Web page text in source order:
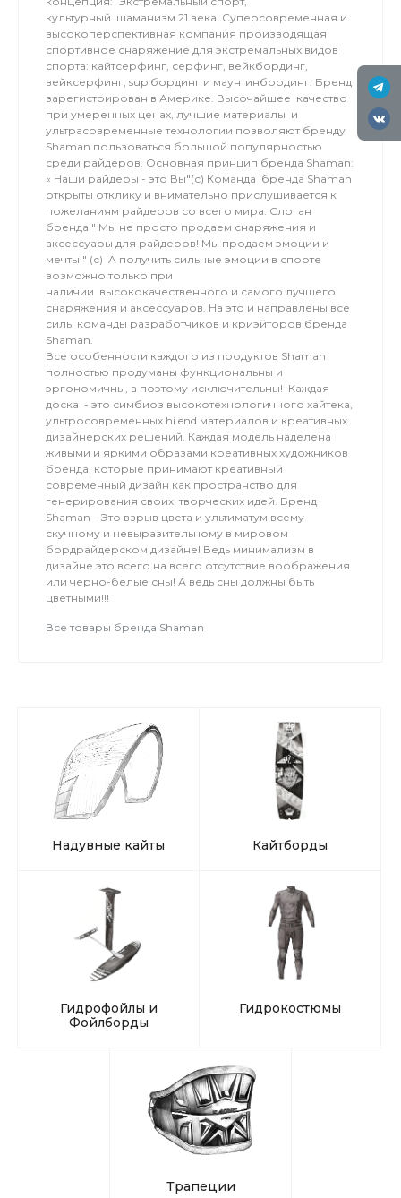
культурный шаманизм 21 века! Суперсовременная и
высокоперспективная компания производящая
спортивное снаряжение для экстремальных видов
спорта: кайтсерфинг, серфинг, вейкбординг,
вейксерфинг, sup бординг и маунтинбординг. Бренд
зарегистрирован в Америке. Высочайшее качество
при умеренных ценах, лучшие материалы и
ультрасовременные технологии позволяют бренду
Shaman пользоваться большой популярностью
среди райдеров. Основная принцип бренда Shaman:
« Наши райдеры - это Вы"(с) Команда бренда Shaman
открыты отклику и внимательно прислушивается к
пожеланиям райдеров со всего мира. Слоган
бренда " Мы не просто продаем снаряжения и
аксессуары для райдеров! Мы продаем эмоции и
мечты!" (с) A получить сильные эмоции в спорте
возможно только при
наличии высококачественного и самого лучшего
снаряжения и аксессуаров. На это и направлены все
силы команды разработчиков и криэйторов бренда
Shaman.
Все особенности каждого из продуктов Shaman
полностью продуманы функциональны и
эргономичны, а поэтому исключительны! Каждая
доска - это симбиоз высокотехнологичного хайтека,
ультросовременных hi end материалов и креативных
дизайнерских решений. Каждая модель наделена
живыми и яркими образами креативных художников
бренда, которые принимают креативный
современный дизайн как пространство для
генерирования своих творческих идей. Бренд
Shaman - Это взрыв цвета и ультиматум всему
скучному и невыразительному в мировом
бордрайдерском дизайне! Ведь минимализм в
дизайне это всего на всего отсутствие воображения
или черно-белые сны! А ведь сны должны быть
цветными!!!
Все товары бренда Shaman
Надувные кайты Кайтборды
Гидрофойлы и
Фойлборды
Гидрокостюмы
Трапеции